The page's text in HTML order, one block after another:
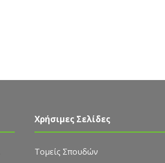
Χρήσιμες Σελίδες
Τομείς Σπουδών